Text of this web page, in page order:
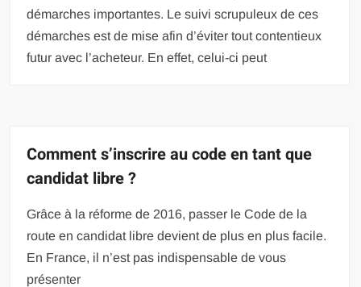
démarches importantes. Le suivi scrupuleux de ces
démarches est de mise afin d’éviter tout contentieux
futur avec l’acheteur. En effet, celui-ci peut
Comment s’inscrire au code en tant que
candidat libre ?
Grâce à la réforme de 2016, passer le Code de la
route en candidat libre devient de plus en plus facile.
En France, il n’est pas indispensable de vous
présenter